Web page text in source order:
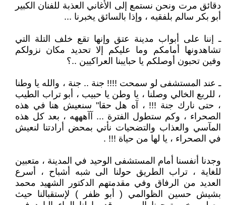
دقائق مرت ونحن نستمع إلى الأغاني العذبة للفنان الكبير
أبو بكر سالم بلفقيه ، وإذا بالسائق يخبرنا ...
ـ إننا على أبواب مدينة عتق وإنها تقع خلف التلة التي
تشاهدونها أمامكم وما عليكم إلا تحديد مكان نزولكم
وفين تحبون أوصلكم يا حبايبنا العراكيين ..؟
ـ عند المستشفى لو سمحت !!!! جنة .. جنة ، والله يا وطنا
، للربع الخالي وصلنا ، يا وطن يا حبيب ، أبو تراب الطيب
، حتى نارك جنة !!! ، آه هل حقا" سنعيش هنا في هذه
الصحراء ، وكم ستطول الفترة ... آآهههه ، بعد كل هذه
المآسي والعذاب والتضحيات نأتي بمحض أرادتنا لنعيش
في الصحراء ، يا لها من حياة !!! .
وجدنا أنفسنا أمام المستشفى الوحيد في المدينة ، متعبين
للغاية ، تراب الطريق حولنا الى شبه أشباح ، أسرع
العديد من الرفاق وفي مقدمتهم الدكتور الشهيد محمد
بشيش حسين الظوالمي ( أبو ظفر ) لإستقبالنا حيث